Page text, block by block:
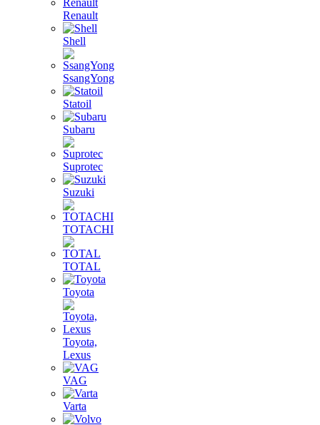
Renault
Shell
SsangYong
Statoil
Subaru
Suprotec
Suzuki
TOTACHI
TOTAL
Toyota
Toyota,
Lexus
VAG
Varta